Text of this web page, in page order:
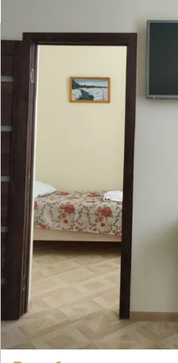
Отель Salus
Отзывов нет
● 12
Время заселения: 12
Время выселения:14:00